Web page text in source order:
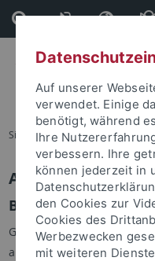
Direkt
zum
Inhalt
Direkt
zur
Fußleiste
Sie sind hier: Startseite
Anmelden
Benutzeranmeldung
Geben Sie Ihren
anzumelden:
Auf unserer
verwendet. Einige
benötigt, während
Ihre
verbessern. Ihre
können jederzeit in
den Cookies zur
Cookies des
Werbezwecken
mit weiteren